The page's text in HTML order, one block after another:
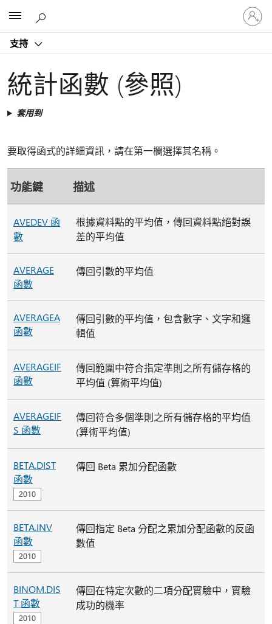
支持
登
入
您
統計函數 (參照)
套用到
要取得函式的詳細資訊，請在第一欄選擇其名稱。
功能鍵 描述
AVEDEV 函
數
根據資料點的平均值，傳回資料點絕對誤
差的平均值
AVERAGE
函數
傳回引數的平均值
AVERAGEA
函數
傳回引數的平均值，包含數字、文字和邏
輯值
AVERAGEIF
函數
傳回範圍中符合指定準則之所有儲存格的
平均值 (算術平均值)
AVERAGEIF
S 函數
傳回符合多個準則之所有儲存格的平均值
(算術平均值)
BETA.DIST
函數
傳回 Beta 累加分配函數
BETA.INV
函數
傳回指定 Beta 分配之累加分配函數的反函
數值
BINOM.DIS
T 函數
傳回在特定次數的二項分配實驗中，實驗
成功的機率